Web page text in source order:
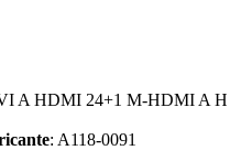
A HDMI 24+1 M-HDMI A H
: A118-0091